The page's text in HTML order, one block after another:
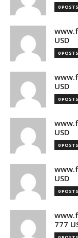
0 POSTS
USD
0 POSTS
USD
0 POSTS
USD
0 POSTS
USD
0 POSTS
777